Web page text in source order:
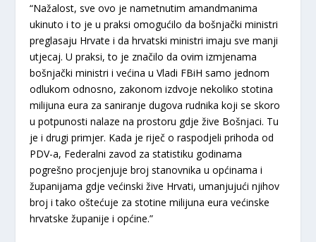
“Nažalost, sve ovo je nametnutim amandmanima
ukinuto i to je u praksi omogućilo da bošnjački ministri
preglasaju Hrvate i da hrvatski ministri imaju sve manji
utjecaj. U praksi, to je značilo da ovim izmjenama
bošnjački ministri i većina u Vladi FBiH samo jednom
odlukom odnosno, zakonom izdvoje nekoliko stotina
milijuna eura za saniranje dugova rudnika koji se skoro
u potpunosti nalaze na prostoru gdje žive Bošnjaci. Tu
je i drugi primjer. Kada je riječ o raspodjeli prihoda od
PDV-a, Federalni zavod za statistiku godinama
pogrešno procjenjuje broj stanovnika u općinama i
županijama gdje većinski žive Hrvati, umanjujući njihov
broj i tako oštećuje za stotine milijuna eura većinske
hrvatske županije i općine.”